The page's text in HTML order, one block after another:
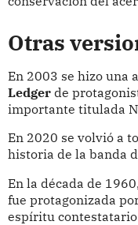
Otras
En 2003 se hizo una
Ledgerde
importante titulada
En 2020 se volvió a
historia de la banda
En la década de
fue protagonizada
espíritu contestatario